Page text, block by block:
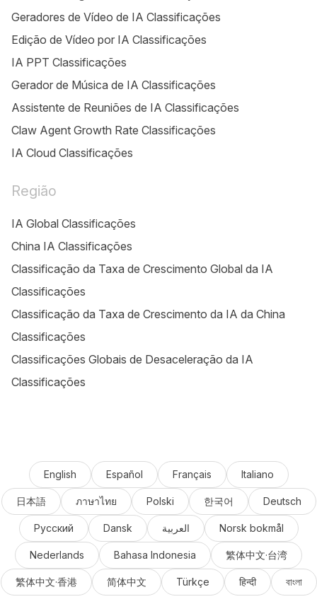
Geradores de Vídeo de IA Classificações
Edição de Vídeo por IA Classificações
IA PPT Classificações
Gerador de Música de IA Classificações
Assistente de Reuniões de IA Classificações
Claw Agent Growth Rate Classificações
IA Cloud Classificações
Região
IA Global Classificações
China IA Classificações
Classificação da Taxa de Crescimento Global da IA
Classificações
Classificação da Taxa de Crescimento da IA da China
Classificações
Classificações Globais de Desaceleração da IA
Classificações
English Español Français Italiano
日本語 ภาษาไทย Polski 한국어 Deutsch
Русский Dansk العربية Norsk bokmål
Nederlands Bahasa Indonesia 繁体中文·台湾
繁体中文·香港 简体中文 Türkçe हिन्दी বাংলা